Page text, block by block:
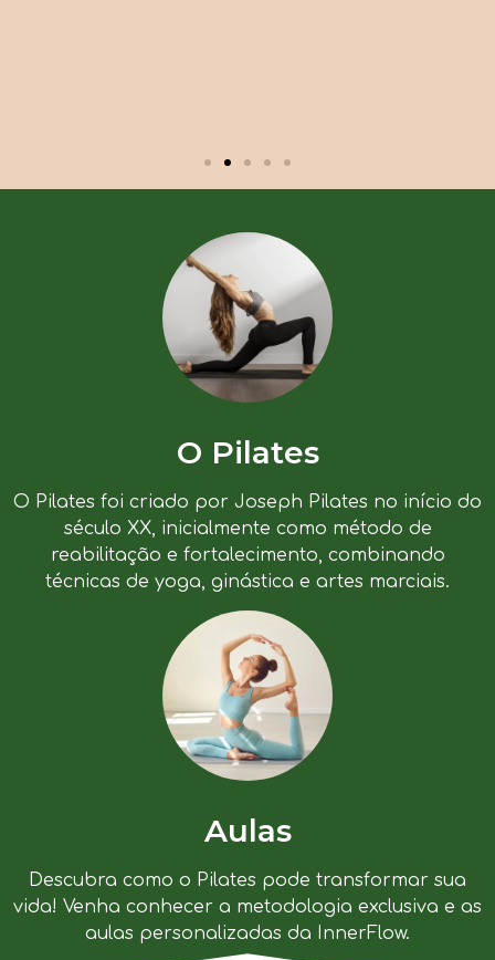
O Pilates
O Pilates foi criado por Joseph Pilates no início do
século XX, inicialmente como método de
reabilitação e fortalecimento, combinando
técnicas de yoga, ginástica e artes marciais.
Aulas
Descubra como o Pilates pode transformar sua
vida! Venha conhecer a metodologia exclusiva e as
aulas personalizadas da InnerFlow.